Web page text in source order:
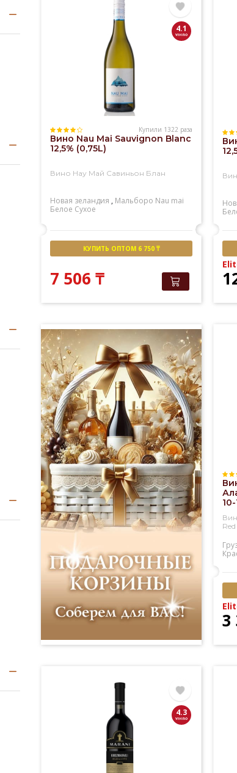
4.1
Купили 1322 раза
Вино Nau Mai Sauvignon Blanc
12,5% (0,75L)
Вино Нау Май Савиньон Блан
Новая зеландия , Мальборо Nau mai
Белое Сухое
КУПИТЬ ОПТОМ 6 750 ₸
7 506₸
Red
3
4.3